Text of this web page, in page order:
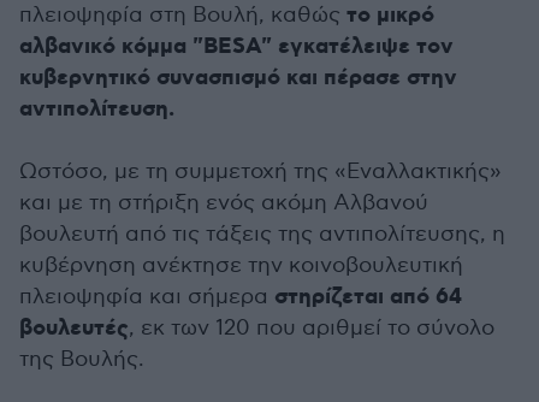
πλειοψηφία στη Βουλή, καθώς το μικρό
αλβανικό κόμμα "BESA" εγκατέλειψε τον
κυβερνητικό συνασπισμό και πέρασε στην
αντιπολίτευση.
Ωστόσο, με τη συμμετοχή της «Εναλλακτικής»
και με τη στήριξη ενός ακόμη Αλβανού
βουλευτή από τις τάξεις της αντιπολίτευσης, η
κυβέρνηση ανέκτησε την κοινοβουλευτική
πλειοψηφία και σήμερα στηρίζεται από 64
βουλευτές, εκ των 120 που αριθμεί το σύνολο
της Βουλής.